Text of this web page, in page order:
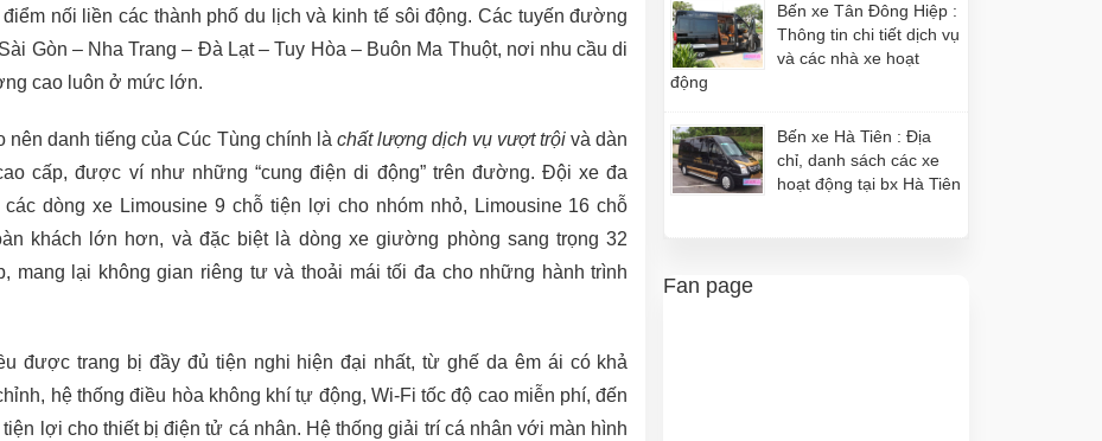
nối liền các thành phố du lịch và kinh tế sôi động. Các tuyến đường
Gòn – Nha Trang – Đà Lạt – Tuy Hòa – Buôn Ma Thuột, nơi nhu cầu di
cao luôn ở mức lớn.
nên danh tiếng của Cúc Tùng chính là chất lượng dịch vụ vượt trội và dàn
cấp, được ví như những “cung điện di động” trên đường. Đội xe đa
các dòng xe Limousine 9 chỗ tiện lợi cho nhóm nhỏ, Limousine 16 chỗ
khách lớn hơn, và đặc biệt là dòng xe giường phòng sang trọng 32
mang lại không gian riêng tư và thoải mái tối đa cho những hành trình
được trang bị đầy đủ tiện nghi hiện đại nhất, từ ghế da êm ái có khả
hệ thống điều hòa không khí tự động, Wi-Fi tốc độ cao miễn phí, đến
lợi cho thiết bị điện tử cá nhân. Hệ thống giải trí cá nhân với màn hình
Bến xe Tân Đông Hiệp :
Thông tin chi tiết dịch vụ
và các nhà xe hoạt
động
Bến xe Hà Tiên : Địa
chỉ, danh sách các xe
hoạt động tại bx Hà Tiên
Fan page